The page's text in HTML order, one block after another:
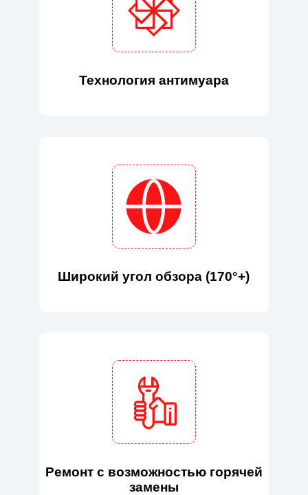
Технология антимуара
Широкий угол обзора (170°+)
Ремонт с возможностью горячей
замены